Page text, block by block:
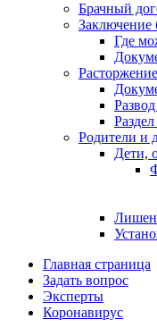
Брачный
Заключение
Где
Родители и
Дети,
Главная страница
Задать вопрос
Эксперты
Коронавирус